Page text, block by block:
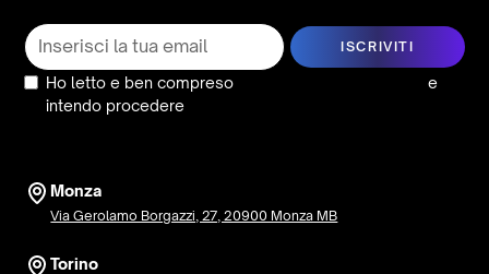
Ho letto e ben compreso
e
intendo procedere
Monza
Via Gerolamo Borgazzi, 27, 20900 Monza MB
Torino